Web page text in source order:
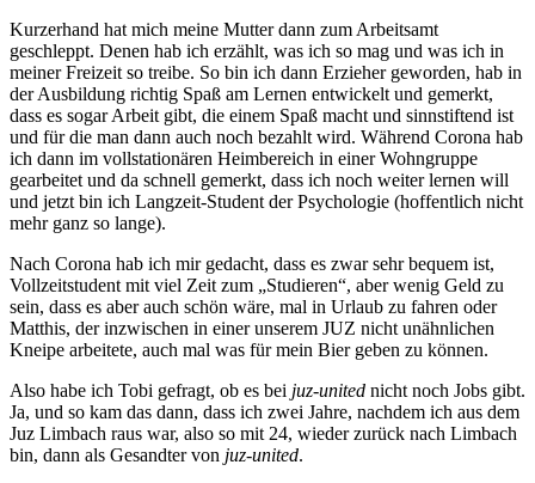
Kurzerhand hat mich meine Mutter dann zum Arbeitsamt
geschleppt. Denen hab ich erzählt, was ich so mag und was ich in
meiner Freizeit so treibe. So bin ich dann Erzieher geworden, hab in
der Ausbildung richtig Spaß am Lernen entwickelt und gemerkt,
dass es sogar Arbeit gibt, die einem Spaß macht und sinnstiftend ist
und für die man dann auch noch bezahlt wird. Während Corona hab
ich dann im vollstationären Heimbereich in einer Wohngruppe
gearbeitet und da schnell gemerkt, dass ich noch weiter lernen will
und jetzt bin ich Langzeit-Student der Psychologie (hoffentlich nicht
mehr ganz so lange).
Nach Corona hab ich mir gedacht, dass es zwar sehr bequem ist,
Vollzeitstudent mit viel Zeit zum „Studieren“, aber wenig Geld zu
sein, dass es aber auch schön wäre, mal in Urlaub zu fahren oder
Matthis, der inzwischen in einer unserem JUZ nicht unähnlichen
Kneipe arbeitete, auch mal was für mein Bier geben zu können.
Also habe ich Tobi gefragt, ob es bei juz-united nicht noch Jobs gibt.
Ja, und so kam das dann, dass ich zwei Jahre, nachdem ich aus dem
Juz Limbach raus war, also so mit 24, wieder zurück nach Limbach
bin, dann als Gesandter von juz-united.